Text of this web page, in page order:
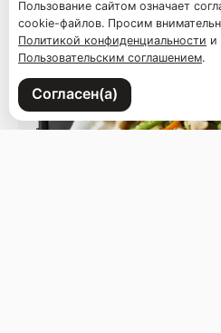
Пользование сайтом означает
cookie-файлов. Просим
Политикой конфиденциальности и
Пользовательским соглашением.
Согласен(а)